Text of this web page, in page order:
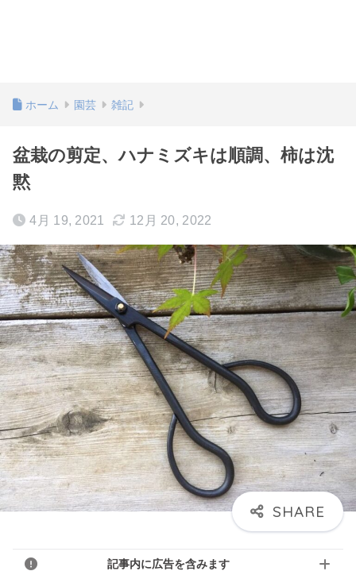
ホーム 園芸 雑記
盆栽の剪定、ハナミズキは順調、柿は沈
黙
4月 19, 2021 12月 20, 2022
記事内に広告を含みます